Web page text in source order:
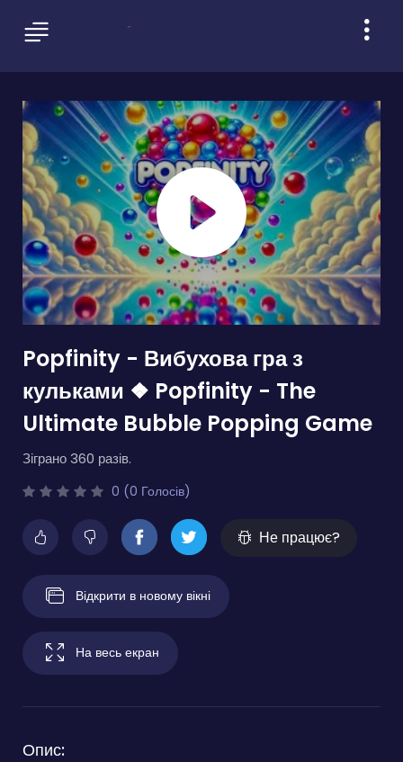
Popfinity - Вибухова гра з
кульками ❖ Popfinity - The
Ultimate Bubble Popping Game
Зіграно 360 разів.
0 (0 Голосів)
Не працює?
Відкрити в новому вікні
На весь екран
Опис: